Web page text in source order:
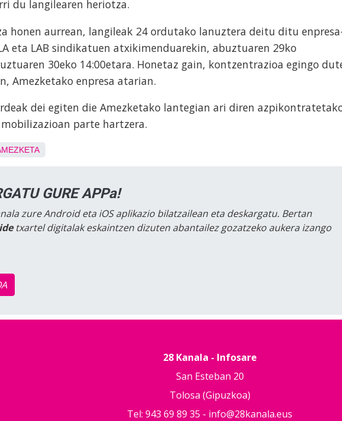
du langilearen heriotza.
honen aurrean, langileak 24 ordutako lanuztera deitu ditu
eta LAB sindikatuen atxikimenduarekin, abuztuaren 29ko
30eko 14:00etara. Honetaz gain, kontzentrazioa egingo
Amezketako enpresa atarian.
dei egiten die Amezketako lantegian ari diren
parte hartzera.
GURE APPa!
zure Android eta iOS aplikazio bilatzailean eta deskargatu. Bertan
txartel digitalak eskaintzen dizuten abantailez gozatzeko aukera izango
28 Kanala - Infosare
San Esteban 20
Tolosa (Gipuzkoa)
Tel: 943 69 89 35 - info@28kanala.eus